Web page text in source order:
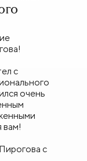
с
очень
вам!